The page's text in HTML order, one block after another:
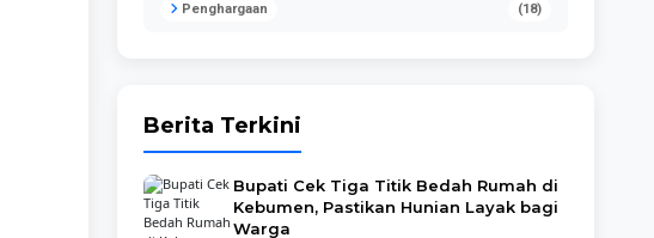
Penghargaan (18)
Berita Terkini
Bupati Cek Tiga Titik Bedah Rumah di
Kebumen, Pastikan Hunian Layak bagi
Warga